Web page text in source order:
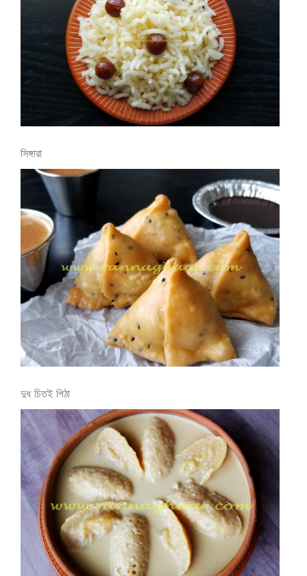
সিঙ্গারা
দুধ চিতই পিঠা